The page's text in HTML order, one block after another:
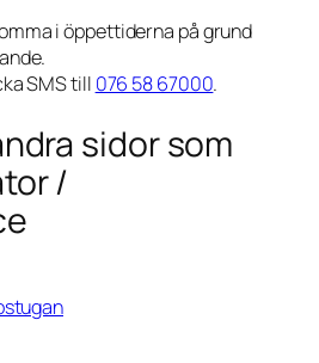
i öppettiderna på grund
SMS till 076 58 67000.
sidor som
/